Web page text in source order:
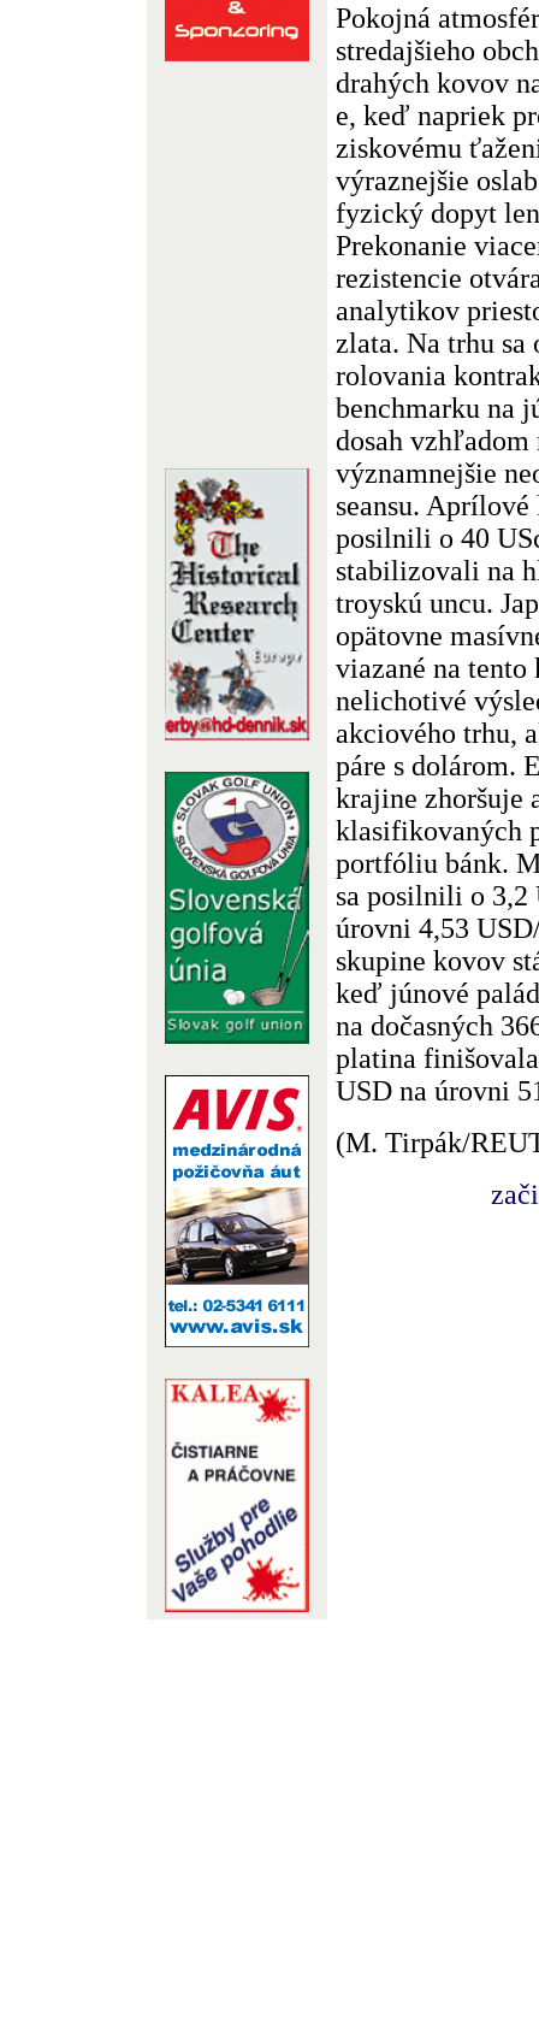
Pokojná
stredajšieho
drahých kovov
e, keď napriek
ziskovému
výraznejšie
fyzický dopyt
Prekonanie
rezistencie
analytikov
zlata. Na trhu
rolovania
benchmarku na
dosah
významnejšie
seansu.
posilnili o 40
stabilizovali na
troyskú uncu.
opätovne
viazané na
nelichotivé
akciového trhu,
páre s dolárom.
krajine zhoršuje
klasifikovaných
portfóliu bánk.
sa posilnili o 3,2
úrovni 4,53
skupine kovov
keď júnové
na dočasných
platina
USD na úrovni
(M. Tirpák/